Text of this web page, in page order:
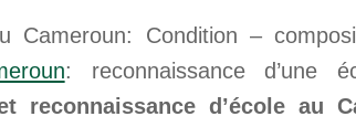
Cameroun: Condition –
: reconnaissance d’une
reconnaissance d’école au